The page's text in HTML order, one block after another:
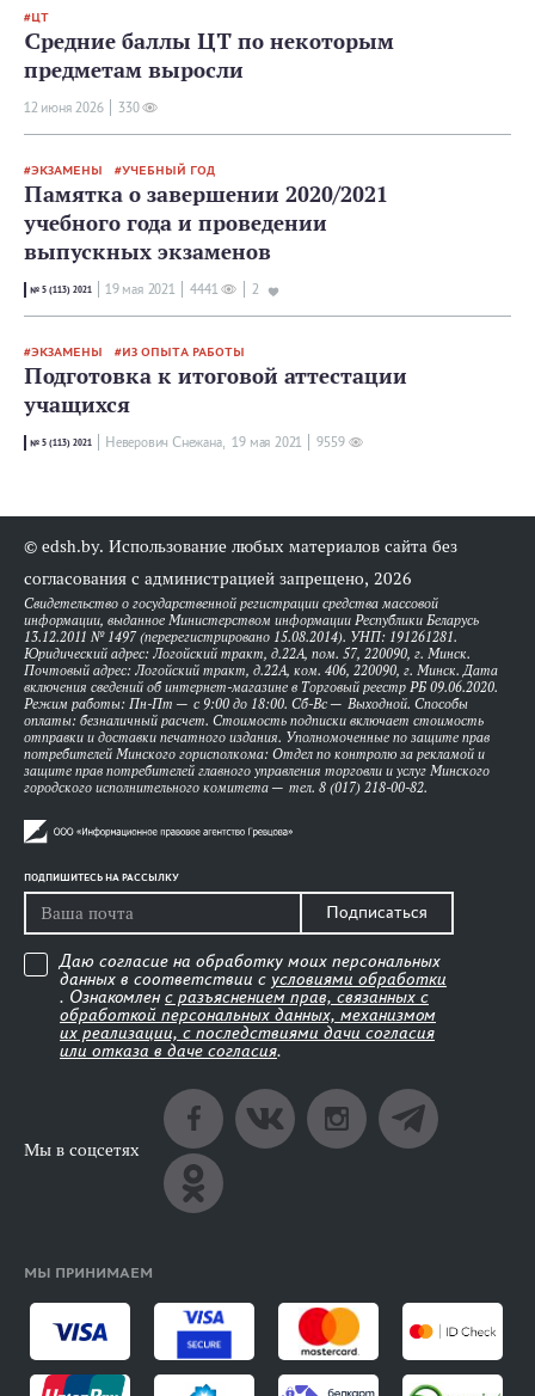
ЦТ
Средние баллы ЦТ по некоторым
предметам выросли
12 июня 2026 330
ЭКЗАМЕНЫ УЧЕБНЫЙ ГОД
Памятка о завершении 2020/2021
учебного года и проведении
выпускных экзаменов
№ 5 (113) 2021 19 мая 2021 4441 2
ЭКЗАМЕНЫ ИЗ ОПЫТА РАБОТЫ
Подготовка к итоговой аттестации
учащихся
№ 5 (113) 2021 Неверович Снежана, 19 мая 2021 9559
© edsh.by. Использование любых материалов сайта без
согласования с администрацией запрещено, 2026
Свидетельство о государственной регистрации средства массовой
информации, выданное Министерством информации Республики Беларусь
13.12.2011 № 1497 (перерегистрировано 15.08.2014). УНП: 191261281.
Юридический адрес: Логойский тракт, д.22А, пом. 57, 220090, г. Минск.
Почтовый адрес: Логойский тракт, д.22А, ком. 406, 220090, г. Минск. Дата
включения сведений об интернет-магазине в Торговый реестр РБ 09.06.2020.
Режим работы: Пн-Пт — с 9:00 до 18:00. Сб-Вс — Выходной. Способы
оплаты: безналичный расчет. Стоимость подписки включает стоимость
отправки и доставки печатного издания. Уполномоченные по защите прав
потребителей Минского горисполкома: Отдел по контролю за рекламой и
защите прав потребителей главного управления торговли и услуг Минского
городского исполнительного комитета — тел. 8 (017) 218-00-82.
ПОДПИШИТЕСЬ НА РАССЫЛКУ
Подписаться
Даю согласие на обработку моих персональных
данных в соответствии с условиями обработки
. Ознакомлен с разъяснением прав, связанных с
обработкой персональных данных, механизмом
их реализации, с последствиями дачи согласия
или отказа в даче согласия.
Мы в соцсетях
МЫ ПРИНИМАЕМ